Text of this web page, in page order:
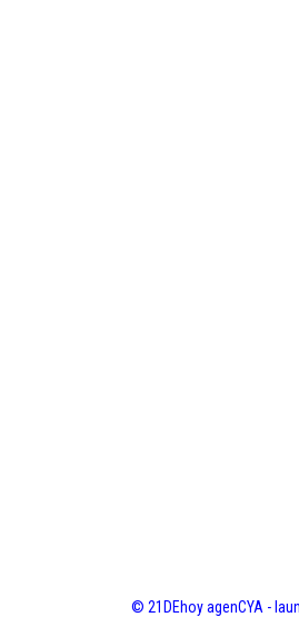
© 21DEhoy agenCYA -